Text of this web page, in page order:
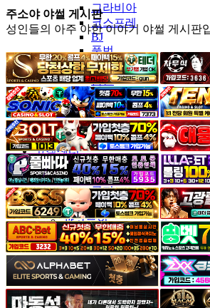
그라비아
코스프레
BJ
품번
후방주의
움짤
스포츠
기타
야썰
고객센터
공지&이벤트
공지
1:1문의
광고문의
주소야 야썰 게시판
성인들의 아주 야한 이야기 야썰 게시판